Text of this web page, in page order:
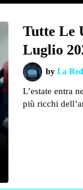
Tutte Le
Luglio
by La
L’estate entra
più ricchi